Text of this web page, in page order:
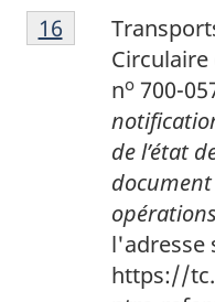
1
6
no 700-
de l’état
l'adresse
https://
Return to
16 referrer